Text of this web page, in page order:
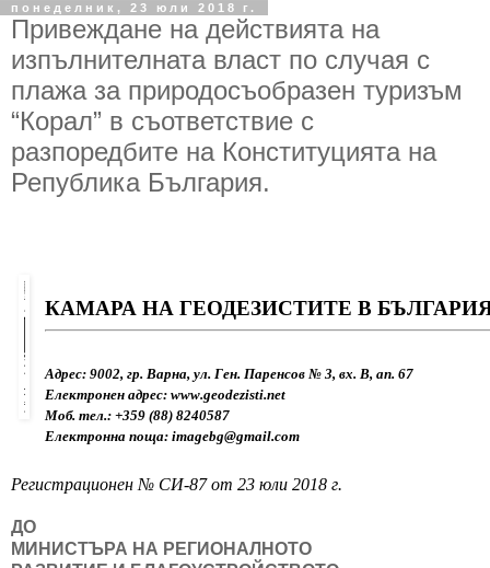
понеделник, 23 юли 2018 г.
Привеждане на действията на
изпълнителната власт по случая с
плажа за природосъобразен туризъм
“Корал” в съответствие с
разпоредбите на Конституцията на
Република България.
КАМАРА НА ГЕОДЕЗИСТИТЕ В
Адрес: 9002, гр. Варна, ул. Ген. Паренсов № 3, вх. В, ап. 67
Електронен адрес: www.geodezisti.net
Моб. тел.: +359 (88) 8240587
Електронна поща: imagebg@gmail.com
Регистрационен № СИ-87 от 23 юли 2018 г.
ДО
МИНИСТЪРА НА РЕГИОНАЛНОТО